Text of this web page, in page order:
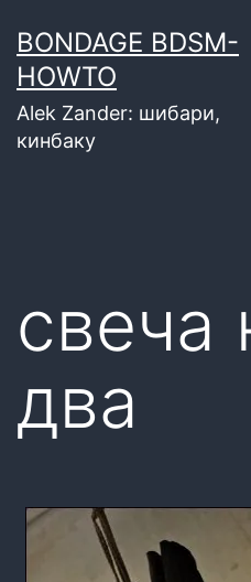
содержимому
BONDAGE BDSM-
HOWTO
Alek Zander: шибари,
кинбаку
свеча
два